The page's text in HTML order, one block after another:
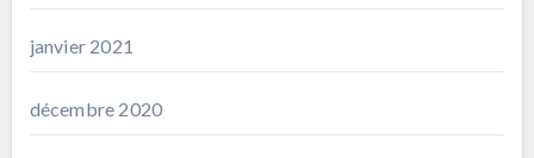
janvier 2021
décembre 2020